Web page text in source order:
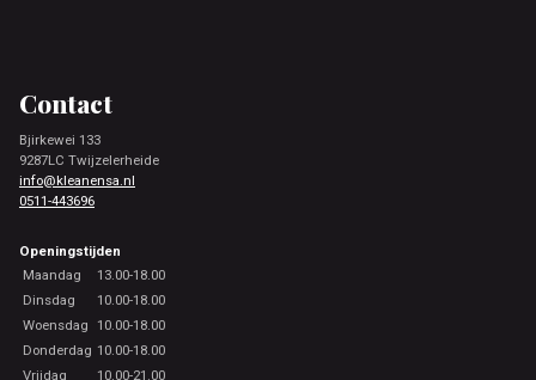
Contact
Bjirkewei 133
9287LC Twijzelerheide
info@kleanensa.nl
0511-443696
Openingstijden
Maandag
13.00-18.00
Dinsdag
10.00-18.00
Woensdag 10.00-18.00
Donderdag 10.00-18.00
Vrijdag
10.00-21.00